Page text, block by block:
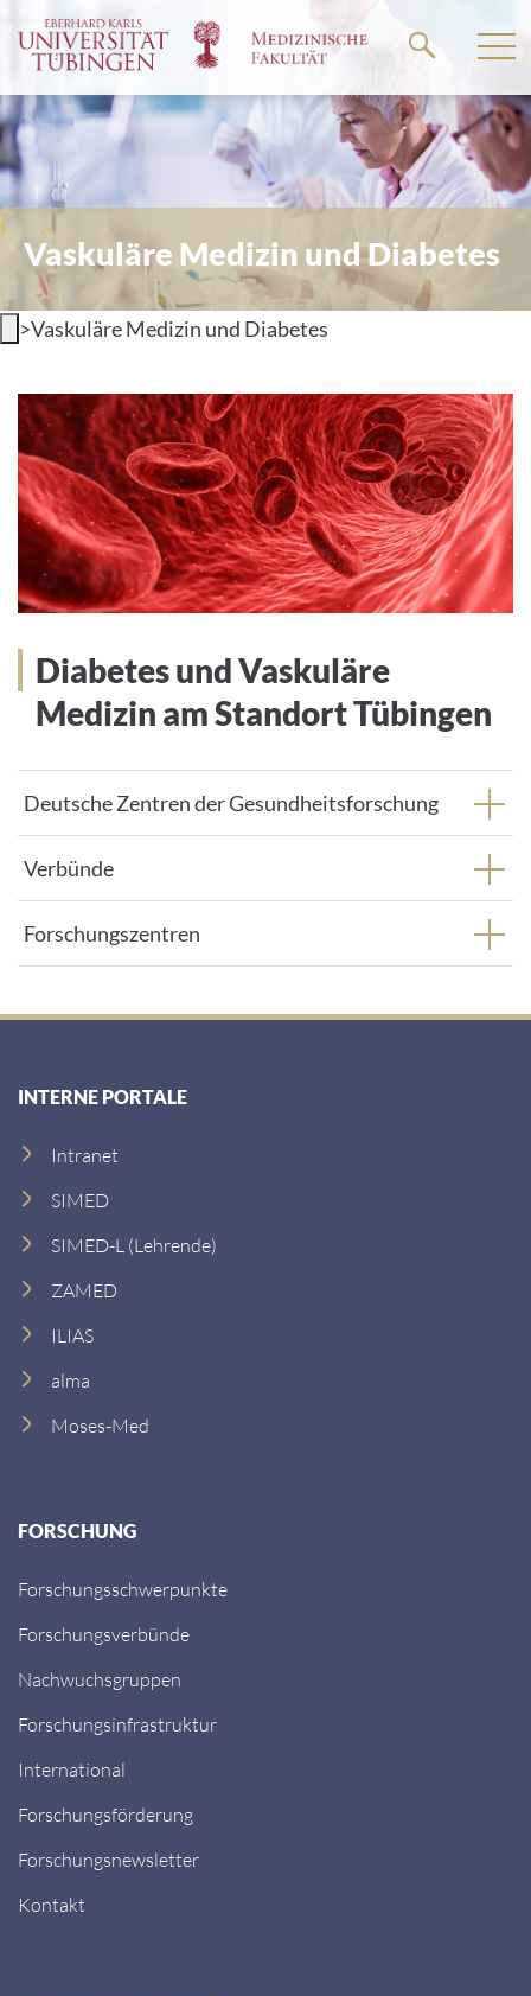
zum
Vaskuläre Medizin und Diabetes
>Vaskuläre Medizin und Diabetes
Diabetes und Vaskuläre
Medizin am Standort Tübingen
Deutsche Zentren der Gesundheitsforschung
Verbünde
Forschungszentren
INTERNE PORTALE
Intranet
SIMED
SIMED-L (Lehrende)
ZAMED
ILIAS
alma
Moses-Med
FORSCHUNG
Forschungsschwerpunkte
Forschungsverbünde
Nachwuchsgruppen
Forschungsinfrastruktur
International
Forschungsförderung
Forschungsnewsletter
Kontakt